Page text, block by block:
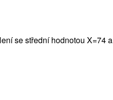
se střední hodnotou X=74 a